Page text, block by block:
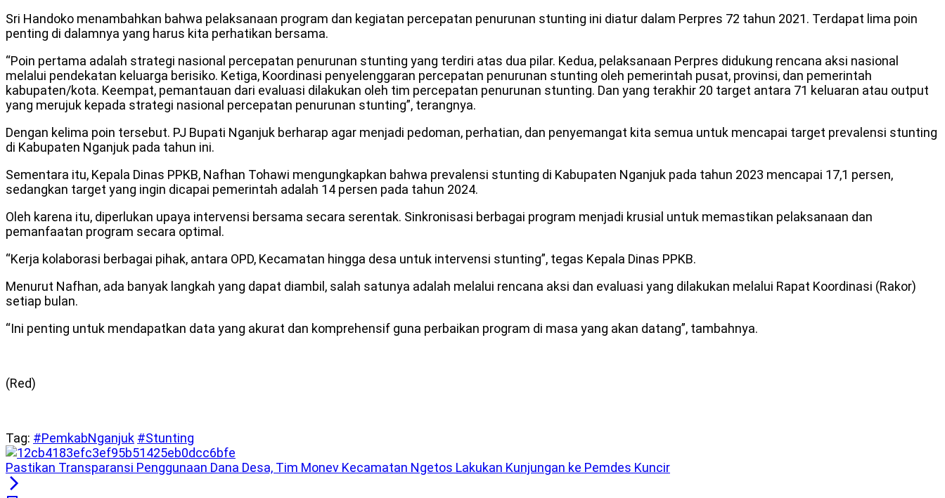
Sri Handoko menambahkan bahwa pelaksanaan program dan kegiatan percepatan penurunan stunting ini diatur dalam Perpres 72 tahun 2021. Terdapat lima poin
penting di dalamnya yang harus kita perhatikan bersama.
“Poin pertama adalah strategi nasional percepatan penurunan stunting yang terdiri atas dua pilar. Kedua, pelaksanaan Perpres didukung rencana aksi nasional
melalui pendekatan keluarga berisiko. Ketiga, Koordinasi penyelenggaran percepatan penurunan stunting oleh pemerintah pusat, provinsi, dan pemerintah
kabupaten/kota. Keempat, pemantauan dari evaluasi dilakukan oleh tim percepatan penurunan stunting. Dan yang terakhir 20 target antara 71 keluaran atau output
yang merujuk kepada strategi nasional percepatan penurunan stunting”, terangnya.
Dengan kelima poin tersebut. PJ Bupati Nganjuk berharap agar menjadi pedoman, perhatian, dan penyemangat kita semua untuk mencapai target prevalensi stunting
di Kabupaten Nganjuk pada tahun ini.
Sementara itu, Kepala Dinas PPKB, Nafhan Tohawi mengungkapkan bahwa prevalensi stunting di Kabupaten Nganjuk pada tahun 2023 mencapai 17,1 persen,
sedangkan target yang ingin dicapai pemerintah adalah 14 persen pada tahun 2024.
Oleh karena itu, diperlukan upaya intervensi bersama secara serentak. Sinkronisasi berbagai program menjadi krusial untuk memastikan pelaksanaan dan
pemanfaatan program secara optimal.
“Kerja kolaborasi berbagai pihak, antara OPD, Kecamatan hingga desa untuk intervensi stunting”, tegas Kepala Dinas PPKB.
Menurut Nafhan, ada banyak langkah yang dapat diambil, salah satunya adalah melalui rencana aksi dan evaluasi yang dilakukan melalui Rapat Koordinasi (Rakor)
setiap bulan.
“Ini penting untuk mendapatkan data yang akurat dan komprehensif guna perbaikan program di masa yang akan datang”, tambahnya.
(Red)
Tag: #PemkabNganjuk #Stunting
Pastikan Transparansi Penggunaan Dana Desa, Tim Monev Kecamatan Ngetos Lakukan Kunjungan ke Pemdes Kuncir